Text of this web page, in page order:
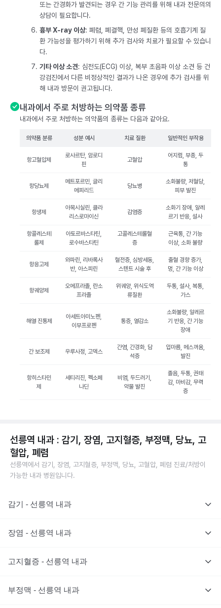
또는 간경화가 발견되는 경우 간 기능 관리를 위해 내과 전문의의
상담이 필요합니다.
흉부 X-ray 이상: 폐렴, 폐결핵, 만성 폐질환 등의 호흡기계 질
환 가능성을 평가하기 위해 추가 검사와 치료가 필요할 수 있습니
다.
기타 이상 소견: 심전도(ECG) 이상, 복부 초음파 이상 소견 등 건
강검진에서 다른 비정상적인 결과가 나온 경우에 추가 검사를 위
해 내과 방문이 권고됩니다.
내과에서 주로 처방하는 의약품 종류
내과에서 주로 처방하는 의약품의 종류는 다음과 같아요.
의약품 분류 성분 예시 치료 질환 일반적인 부작용
항고혈압제
로사르탄, 암로디
핀
고혈압
어지럼, 부종, 두
통
항당뇨제
메트포르민, 글리
메피리드
당뇨병
소화불량, 저혈당,
피부 발진
항생제
아목시실린, 클라
리스로마이신
감염증
소화기 장애, 알레
르기 반응, 설사
항콜레스테
롤제
아토르바스타틴,
로수바스타틴
고콜레스테롤혈
증
근육통, 간 기능
이상, 소화 불량
항응고제
와파린, 리바록사
반, 아스피린
혈전증, 심방세동,
스텐트 시술 후
출혈 경향 증가,
멍, 간 기능 이상
항궤양제
오메프라졸, 란소
프라졸
위궤양, 위식도역
류질환
두통, 설사, 복통,
가스
해열 진통제
아세트아미노펜,
이부프로펜
통증, 열감소
소화불량, 알레르
기 반응, 간 기능
장애
간 보조제 우루사정, 고덱스
간염, 간경화, 담
석증
입마름, 메스꺼움,
발진
항히스타민
제
세티리진, 펙소페
나딘
비염, 두드러기,
약물 발진
졸음, 두통, 권태
감, 마비감, 무력
증
선릉역 내과 : 감기, 장염, 고지혈증, 부정맥, 당뇨, 고
혈압, 폐렴
선릉역에서 감기, 장염, 고지혈증, 부정맥, 당뇨, 고혈압, 폐렴 진료/처방이
가능한 내과 병원입니다.
감기 - 선릉역 내과
장염 - 선릉역 내과
고지혈증 - 선릉역 내과
부정맥 - 선릉역 내과